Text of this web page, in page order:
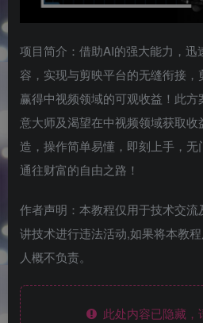
项目简介：借助AI的强大能力，迅
容，实现与剪映平台的无缝衔接
赢得中视频领域的可观收益！此
意大师及渴望在中视频领域获取
造，操作简单易懂，即刻上手，
通往财富的自由之路！
作者声明：本教程仅用于技术交
讲技术进行违法活动,如果将本教
人概不负责。
此处内容已隐藏，